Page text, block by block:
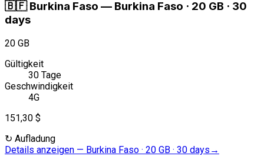
🇧🇫 Burkina Faso — Burkina Faso · 20 GB · 30
days
20 GB
Gültigkeit
30 Tage
Geschwindigkeit
4G
151,30 $
↻ Aufladung
Details anzeigen — Burkina Faso · 20 GB · 30 days →